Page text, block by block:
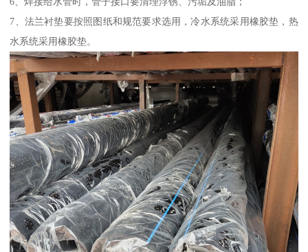
7、法兰衬垫要按照图纸和规范要求选用，冷水系统采用橡胶垫，热
水系统采用橡胶垫。